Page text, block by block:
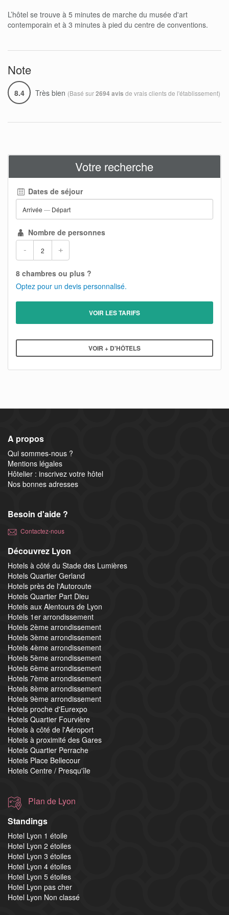
L’hôtel se trouve à 5 minutes de marche du musée d'art
contemporain et à 3 minutes à pied du centre de conventions.
Note
8.4 Très bien (Basé sur2694 avis de vrais clients de l'établissement)
Votre recherche
Dates de séjour
Arrivée — Départ
Nombre de personnes
- +
8 chambres ou plus ?
Optez pour un devis personnalisé.
VOIR LES TARIFS
VOIR + D'HÔTELS
A propos
Qui sommes-nous ?
Mentions légales
Hôtelier : inscrivez votre hôtel
Nos bonnes adresses
Besoin d'aide ?
Contactez-nous
Découvrez Lyon
Hotels à côté du Stade des Lumières
Hotels Quartier Gerland
Hotels près de l'Autoroute
Hotels Quartier Part Dieu
Hotels aux Alentours de Lyon
Hotels 1er arrondissement
Hotels 2ème arrondissement
Hotels 3ème arrondissement
Hotels 4ème arrondissement
Hotels 5ème arrondissement
Hotels 6ème arrondissement
Hotels 7ème arrondissement
Hotels 8ème arrondissement
Hotels 9ème arrondissement
Hotels proche d'Eurexpo
Hotels Quartier Fourvière
Hotels à côté de l'Aéroport
Hotels à proximité des Gares
Hotels Quartier Perrache
Hotels Place Bellecour
Hotels Centre / Presqu'île
Plan de Lyon
Standings
Hotel Lyon 1 étoile
Hotel Lyon 2 étoiles
Hotel Lyon 3 étoiles
Hotel Lyon 4 étoiles
Hotel Lyon 5 étoiles
Hotel Lyon pas cher
Hotel Lyon Non classé